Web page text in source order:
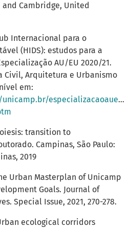
and Cambridge, United
Internacional para o
(HIDS): estudos para a
AU/EU 2020/21.
Civil, Arquitetura e Urbanismo
em:
especializacaoauec/
transition to
Campinas, São Paulo:
2019
Urban Masterplan of Unicamp
Goals. Journal of
Special Issue, 2021, 270-278.
ecological corridors